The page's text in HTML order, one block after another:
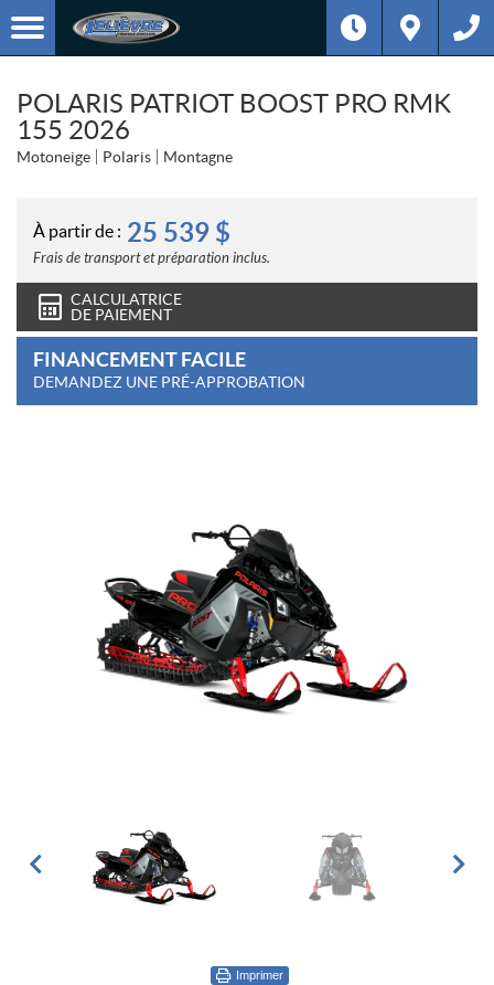
POLARIS PATRIOT BOOST PRO RMK
155 2026
Motoneige Polaris Montagne
À partir de : 25 539 $
Frais de transport et préparation inclus.
CALCULATRICE
DE PAIEMENT
FINANCEMENT FACILE
DEMANDEZ UNE PRÉ-APPROBATION
Imprimer